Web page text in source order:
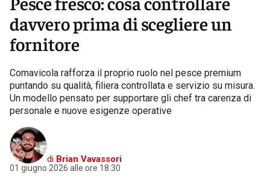
davvero prima di scegliere un
fornitore
Comavicola rafforza il proprio ruolo nel pesce premium
puntando su qualità, filiera controllata e servizio su misura.
Un modello pensato per supportare gli chef tra carenza di
personale e nuove esigenze operative
di Brian Vavassori
01 giugno 2026 alle ore 18:30